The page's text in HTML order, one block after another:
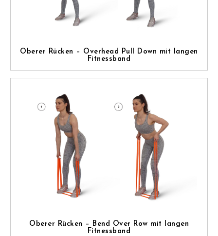
Oberer Rücken – Overhead Pull Down mit langen
Fitnessband
Oberer Rücken – Bend Over Row mit langen
Fitnessband